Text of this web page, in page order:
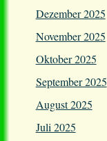
Dezember 2025
November 2025
Oktober 2025
September 2025
August 2025
Juli 2025